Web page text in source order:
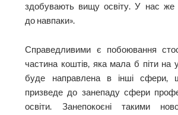
здобувають вищу освіту. У нас же
до навпаки».
Справедливими є побоювання
частина коштів, яка мала б піти на
буде направлена в інші сфери,
призведе до занепаду сфери
освіти. Занепокоєні такими